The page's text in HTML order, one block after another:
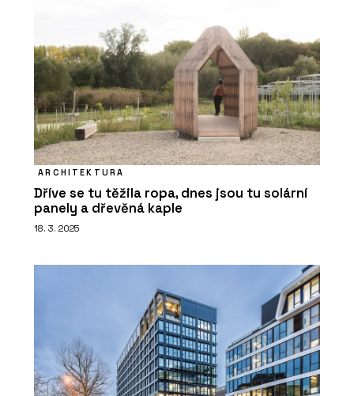
ARCHITEKTURA
Dříve se tu těžila ropa, dnes jsou tu solární
panely a dřevěná kaple
18. 3. 2025